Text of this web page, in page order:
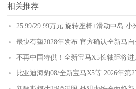
相关推荐
25.99/29.99万元 旋转座椅+滑动中岛 小
最快有望2028年发布 官方确认全新马
不再中国特供！全新宝马X5长轴距将进
比亚迪海豹08/全新宝马X5等 2026年第